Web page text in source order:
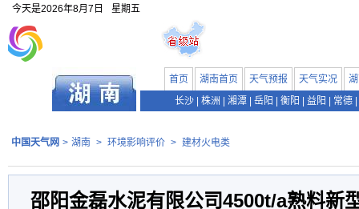
今天是2026年8月7日 星期五
首页 湖南首页 天气预报 天气实况
长沙
株洲 湘潭 岳阳 衡阳 益阳 常德
中国天气网 > 湖南 > 环境影响评价 > 建材火电类
邵阳金磊水泥有限公司4500t/a熟料新